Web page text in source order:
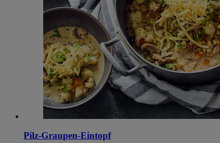
Pilz-Graupen-Eintopf